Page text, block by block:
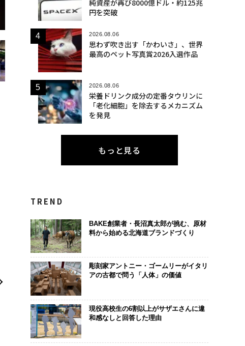
〈7.25(土)開催〉5年後
のキャリアに「戦略」は
あるか。トップエグゼク
ティブのキャリアに触れ
る1日│CAREER SUMMI
ンツ技師長の"北極星"。
災害への無力感を乗り越
え見つけた、防災一筋20
なく顧客体
Spot Japan
純資産が再び8000億ドル・約125兆
円を突破
2026.08.06
思わず吹き出す「かわいさ」、世界
最高のペット写真賞2026入選作品
2026.08.06
栄養ドリンク成分の定番タウリンに
「老化細胞」を除去するメカニズム
を発見
もっと見る
TREND
BAKE創業者・長沼真太郎が挑む、原材
料から始める北海道ブランドづくり
彫刻家アントニー・ゴームリーがイタリ
アの古都で問う「人体」の価値
現役高校生の6割以上がサザエさんに違
和感なしと回答した理由